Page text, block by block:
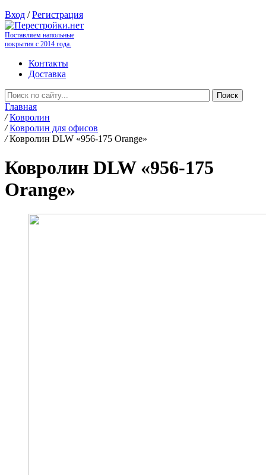
Вход /Регистрация
Поставляем напольные
покрытия с 2014 года.
Контакты
Доставка
Главная
/ Ковролин
/ Ковролин для офисов
/ Ковролин DLW «956-175 Orange»
Ковролин DLW «956-175
Orange»